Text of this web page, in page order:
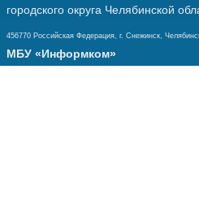
городского округа Челябинской
456770 Российская Федерация, г. Снежинск,
МБУ «Информком»